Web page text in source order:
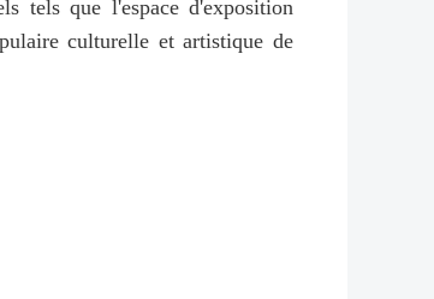
tels que l'espace d'exposition
culturelle et artistique de